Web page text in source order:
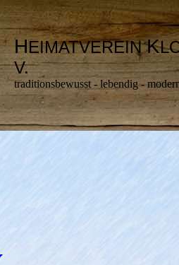
HEIMATVEREINK
V.
traditionsbewusst - lebendig -